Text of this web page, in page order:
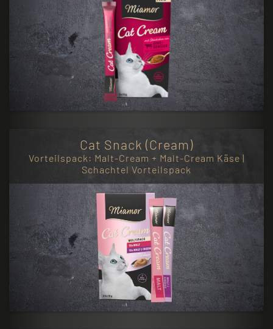
Cat Snack (Cream)
Vorteilspack: Malt-Cream + Malt-Cream Käse |
Schachtel Vorteilspack